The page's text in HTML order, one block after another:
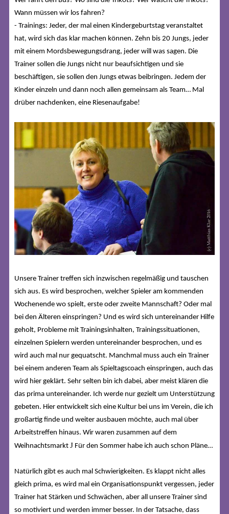
Wann müssen wir los fahren?
- Trainings: Jeder, der mal einen Kindergeburtstag veranstaltet
hat, wird sich das klar machen können. Zehn bis 20 Jungs, jeder
mit einem Mordsbewegungsdrang, jeder will was sagen. Die
Trainer sollen die Jungs nicht nur beaufsichtigen und sie
beschäftigen, sie sollen den Jungs etwas beibringen. Jedem der
Kinder einzeln und dann noch allen gemeinsam als Team… Mal
drüber nachdenken, eine Riesenaufgabe!
Unsere Trainer treffen sich inzwischen regelmäßig und tauschen
sich aus. Es wird besprochen, welcher Spieler am kommenden
Wochenende wo spielt, erste oder zweite Mannschaft? Oder mal
bei den Älteren einspringen? Und es wird sich untereinander Hilfe
geholt, Probleme mit Trainingsinhalten, Trainingssituationen,
einzelnen Spielern werden untereinander besprochen, und es
wird auch mal nur gequatscht. Manchmal muss auch ein Trainer
bei einem anderen Team als Spieltagscoach einspringen, auch das
wird hier geklärt. Sehr selten bin ich dabei, aber meist klären die
das prima untereinander. Ich werde nur gezielt um Unterstützung
gebeten. Hier entwickelt sich eine Kultur bei uns im Verein, die ich
großartig finde und weiter ausbauen möchte, auch mal über
Arbeitstreffen hinaus. Wir waren zusammen auf dem
Weihnachtsmarkt J Für den Sommer habe ich auch schon Pläne…
Natürlich gibt es auch mal Schwierigkeiten. Es klappt nicht alles
gleich prima, es wird mal ein Organisationspunkt vergessen, jeder
Trainer hat Stärken und Schwächen, aber all unsere Trainer sind
so motiviert und werden immer besser. In der Tatsache, dass